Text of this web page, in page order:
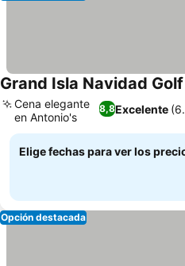
Grand Isla Navidad
8,8Excelente
Cena elegante
en Antonio's
Elige fechas para ver los
Opción destacada